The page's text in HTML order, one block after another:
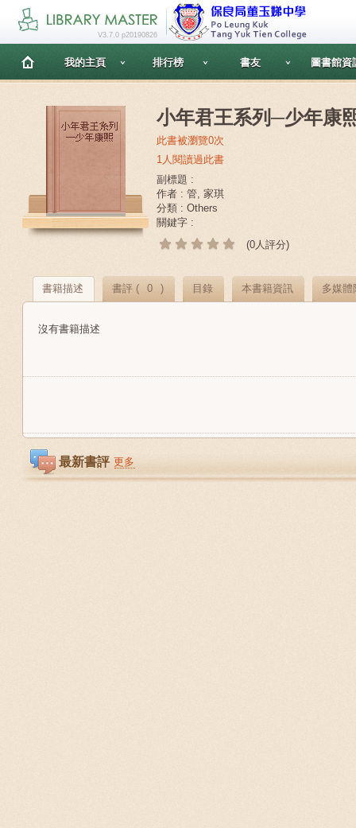
V3.7.0 p20190826
我的主頁 排行榜 書友 圖書館資
小年君王系列─少年康
此書被瀏覽0次
1人閱讀過此書
副標題 :
作者 : 管, 家琪
分類 : Others
關鍵字 :
(0人評分)
書籍描述 書評 ( 0 ) 目錄 本書籍資訊 多媒體
沒有書籍描述
最新書評 更多